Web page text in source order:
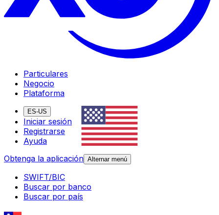
Particulares
Negocio
Plataforma
ES-US
Iniciar sesión
Registrarse
Ayuda
Obtenga la aplicación Alternar menú
SWIFT/BIC
Buscar por banco
Buscar por país